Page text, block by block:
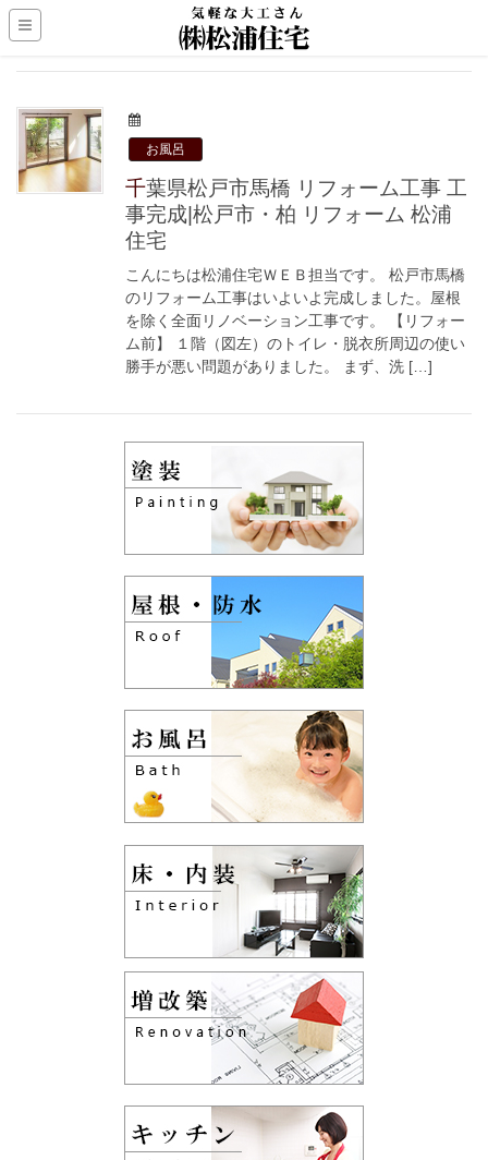
お風呂
千葉県松戸市馬橋 リフォーム工事 工
事完成|松戸市・柏 リフォーム 松浦
住宅
こんにちは松浦住宅ＷＥＢ担当です。 松戸市馬橋
のリフォーム工事はいよいよ完成しました。屋根
を除く全面リノベーション工事です。 【リフォー
ム前】 １階（図左）のトイレ・脱衣所周辺の使い
勝手が悪い問題がありました。 まず、洗 […]